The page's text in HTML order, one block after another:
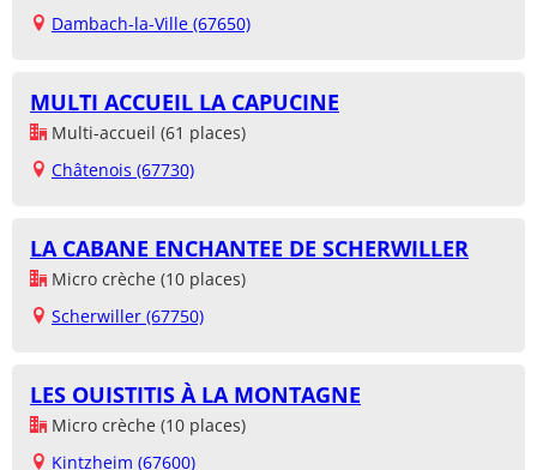
Dambach-la-Ville (67650)
MULTI ACCUEIL LA CAPUCINE
Multi-accueil (61 places)
Châtenois (67730)
LA CABANE ENCHANTEE DE SCHERWILLER
Micro crèche (10 places)
Scherwiller (67750)
LES OUISTITIS À LA MONTAGNE
Micro crèche (10 places)
Kintzheim (67600)